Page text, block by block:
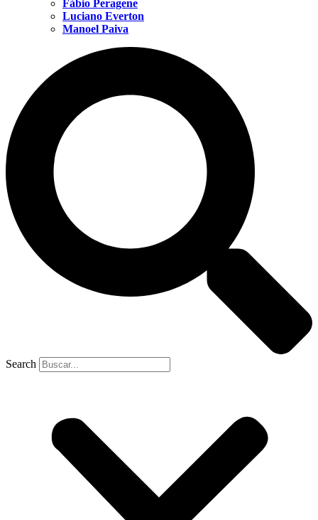
Fábio Peragene
Luciano Everton
Manoel Paiva
Search